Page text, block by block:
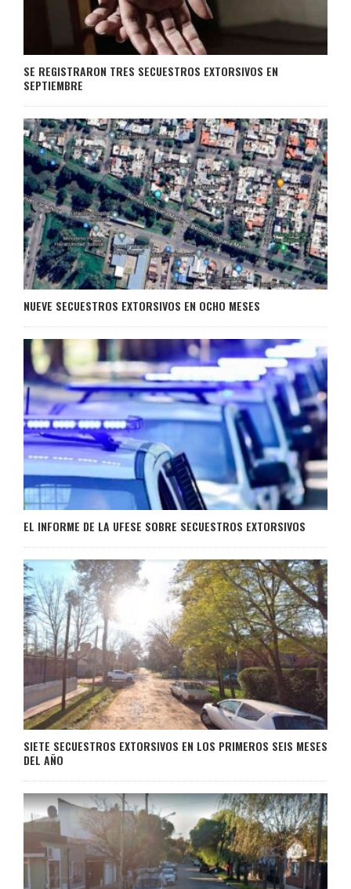
SE REGISTRARON TRES SECUESTROS EXTORSIVOS EN
SEPTIEMBRE
NUEVE SECUESTROS EXTORSIVOS EN OCHO MESES
EL INFORME DE LA UFESE SOBRE SECUESTROS EXTORSIVOS
SIETE SECUESTROS EXTORSIVOS EN LOS PRIMEROS SEIS MESES
DEL AÑO